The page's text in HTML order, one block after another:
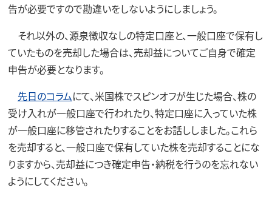
告が必要ですので勘違いをしないようにしましょう。
それ以外の、源泉徴収なしの特定口座と、一般口座で保有し
ていたものを売却した場合は、売却益についてご自身で確定
申告が必要となります。
先日のコラムにて、米国株でスピンオフが生じた場合、株の
受け入れが一般口座で行われたり、特定口座に入っていた株
が一般口座に移管されたりすることをお話ししました。これら
を売却すると、一般口座で保有していた株を売却することにな
りますから、売却益につき確定申告・納税を行うのを忘れない
ようにしてください。